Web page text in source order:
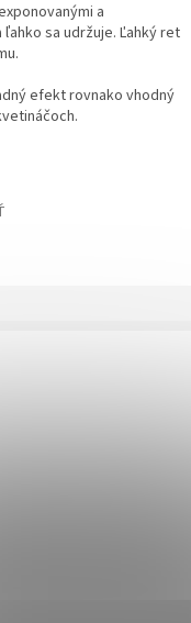
a
sa udržuje. Ľahký ret
efekt rovnako vhodný